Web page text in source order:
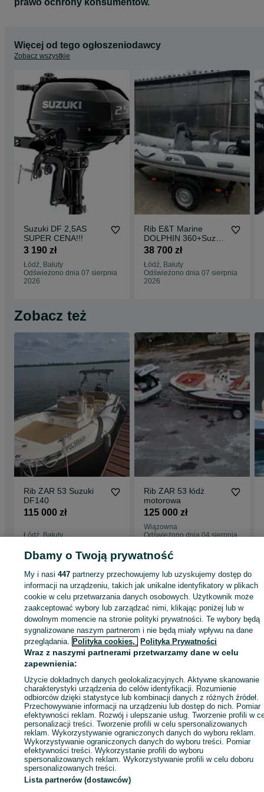
Instalacja Flexi-teaku
Dziobowy daszek przeciwsłoneczny (przedłużenie tylnej osłony
teleskopowej)
Termin realizacji ok. 3-5 miesięcy.
prawo ochrony konsumentów.
Więcej od tego ogłoszeniodawcy
Zobacz wszystkie
Suzuki DF 2,5AS
SUPER CENA!!!
3 190 zł
Łódź, Bałuty
Odświeżono dnia 07 sierpnia
2026
Rib E&T Marine
DOLPHIN 360+Suzuki
DF20 ARS Cena lato
38 700 zł
Łódź, Bałuty
Odświeżono dnia 07 sierpnia
2026
Zobacz też
Rib ZAR 53 Suzuki
DF140
115 000 zł
Łódź, Bałuty
Rib ZAR 53 łódż
motorowa
125 000 zł
Wiązowna
Odświeżono dnia 04 sierpnia
Strona główna Sport i Hobby Sporty wodne Łodzie i jachty
Motorowe
Motorowe - Łódzkie
Motorowe - Łódź Motorowe - Bałuty
KATEGORIA
ID:1041151822 Wyświetlenia:
Zadzwoń / SMS Wyślij wiadomość
Dbamy o Twoją prywatność
My i nasi447 partnerzy przechowujemy lub uzyskujemy dostęp do
informacji na urządzeniu, takich jak unikalne identyfikatory w plikach
cookie w celu przetwarzania danych osobowych. Użytkownik może
zaakceptować wybory lub zarządzać nimi, klikając poniżej lub w
dowolnym momencie na stronie polityki prywatności. Te wybory będą
sygnalizowane naszym partnerom i nie będą miały wpływu na dane
przeglądania. Polityka cookies, Polityka Prywatności
Wraz z naszymi partnerami przetwarzamy dane w celu
zapewnienia:
Użycie dokładnych danych geolokalizacyjnych. Aktywne skanowanie
charakterystyki urządzenia do celów identyfikacji. Rozumienie
odbiorców dzięki statystyce lub kombinacji danych z różnych źródeł.
Przechowywanie informacji na urządzeniu lub dostęp do nich. Pomiar
efektywności reklam. Rozwój i ulepszanie usług. Tworzenie profili w
personalizacji treści. Tworzenie profili w celu spersonalizowanych
reklam. Wykorzystywanie ograniczonych danych do wyboru reklam.
Wykorzystywanie ograniczonych danych do wyboru treści. Pomiar
efektywności treści. Wykorzystanie profili do wyboru
spersonalizowanych reklam. Wykorzystywanie profili w celu doboru
spersonalizowanych treści.
Lista partnerów (dostawców)